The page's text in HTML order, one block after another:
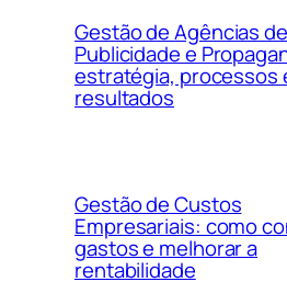
Gestão de Agências de
Publicidade e
estratégia, processos
resultados
Gestão de Custos
Empresariais: como
gastos e melhorar a
rentabilidade